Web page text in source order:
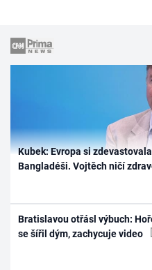
Kubek: Evropa si
Bangladéši. Vojtěch ničí
Bratislavou otřásl výbuch:
se šířil dým, zachycuje video